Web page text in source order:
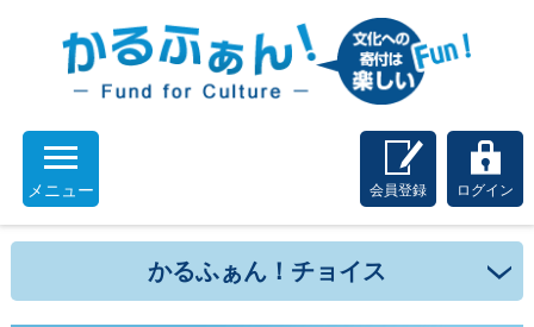
メニュー 会員登録 ログイン
かるふぁん！チョイス